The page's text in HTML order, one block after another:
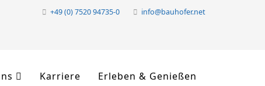
+49 (0) 7520 94735-0 info@bauhofer.net
Karriere Erleben & Genießen